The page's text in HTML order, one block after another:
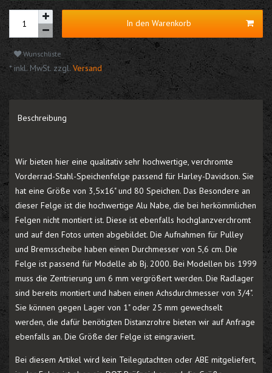
In den Warenkorb
Wunschliste
* inkl. MwSt. zzgl. Versand
Beschreibung
Wir bieten hier eine qualitativ sehr hochwertige, verchromte
Vorderrad-Stahl-Speichenfelge passend für Harley-Davidson. Sie
hat eine Größe von 3,5x16" und 80 Speichen. Das Besondere an
dieser Felge ist die hochwertige Alu Nabe, die bei herkömmlichen
Felgen nicht montiert ist. Diese ist ebenfalls hochglanzverchromt
und auf den Fotos unten abgebildet. Die Aufnahmen für Pulley
und Bremsscheibe haben einen Durchmesser von 5,6 cm. Die
Felge ist passend für Modelle ab Bj. 2000. Bei Modellen bis 1999
muss die Zentrierung um 6 mm vergrößert werden. Die Radlager
sind bereits montiert und haben einen Achsdurchmesser von 3/4".
Sie können gegen Lager von 1" oder 25 mm gewechselt
werden, die dafür benötigten Distanzrohre bieten wir auf Anfrage
ebenfalls an. Die Größe der Felge ist eingraviert.
Bei diesem Artikel wird kein Teilegutachten oder ABE mitgeliefert,